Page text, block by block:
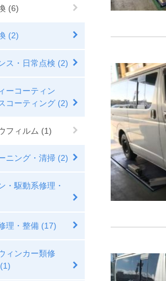
(6)
(2)
ス・日常点検 (2)
ーコーティン
コーティング (2)
フィルム (1)
ニング・清掃 (2)
・駆動系修理・
理・整備 (17)
ィンカー類修